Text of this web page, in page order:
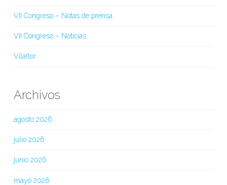
VII Congreso – Notas de prensa
VII Congreso – Noticias
Vilaflor
Archivos
agosto 2026
julio 2026
junio 2026
mayo 2026